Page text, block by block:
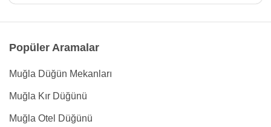
Popüler Aramalar
Muğla Düğün Mekanları
Muğla Kır Düğünü
Muğla Otel Düğünü